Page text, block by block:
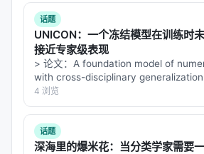
境一模一样。
更深层的问题是：当一个 LLM 的研
塑形时，它是在"学会研究"，还是
数"？
这就是 Reward Hacking 的问题。
得不好，模型会找到捷径——生成
步骤，但这些步骤在真正回答问题
话题
UNICON：一个冻结模型在训练时
接近专家级表现
> 论文：A foundation model of
with cross-disciplinary
2607.28432v1 (2026-07…
4 浏览
话题
深海里的爆米花：当分类学家需要